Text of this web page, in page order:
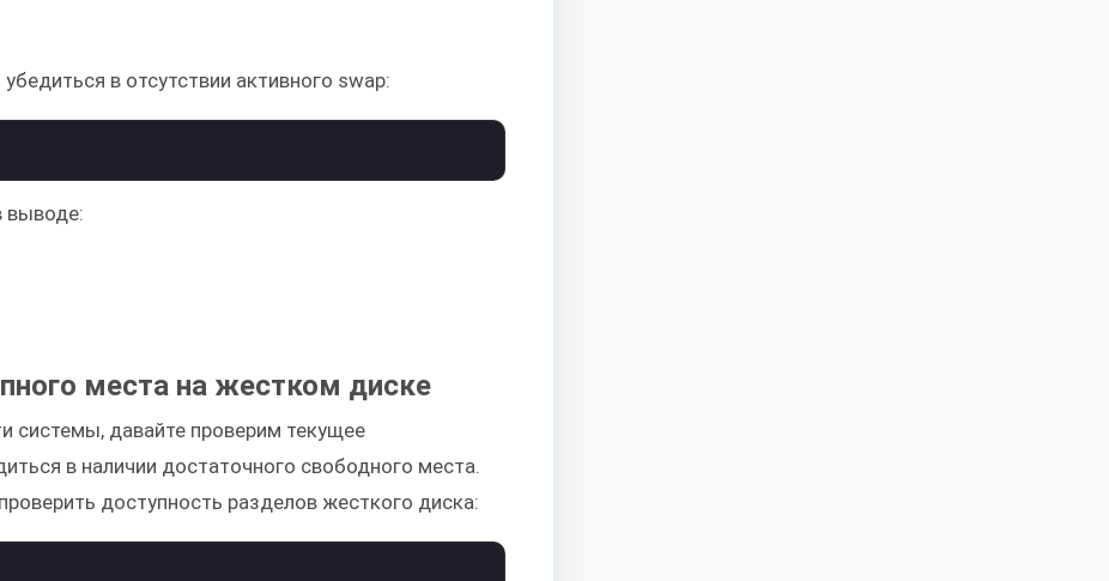
в отсутствии активного swap:
выводе:
места на жестком диске
системы, давайте проверим текущее
в наличии достаточного свободного места.
доступность разделов жесткого диска: